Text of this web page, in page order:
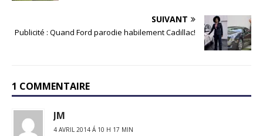
SUIVANT
Publicité : Quand Ford parodie habilement Cadillac!
1 COMMENTAIRE
JM
4 AVRIL 2014 Á 10 H 17 MIN